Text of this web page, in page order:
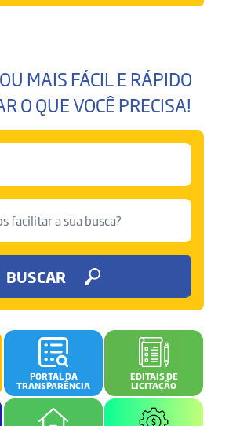
MAIS FÁCIL E RÁPIDO
O QUE VOCÊ PRECISA!
BUSCAR
PORTAL DA
TRANSPARÊNCIA
EDITAIS DE
LICITAÇÃO